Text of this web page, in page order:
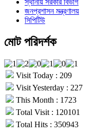
স্থানীয় সরকার বিভাগ
জনপ্রশাসন মন্ত্রণালয়
সিপিটিউ
মোট পরিদর্শক
Visit Today : 209
Visit Yesterday : 227
This Month : 1723
Total Visit : 120101
Total Hits : 350943